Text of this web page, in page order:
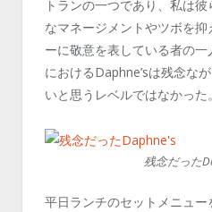
トランの一つであり、私は
なマネージメントやツボを
ーに敬意を表している者の
におけるDaphne’sは残念な
いと思うレベルではなかった。
残念だった
平日ランチのセットメニュ